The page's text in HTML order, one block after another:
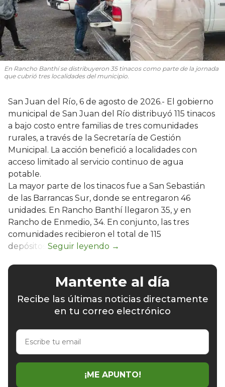
En Rancho Banthí se distribuyeron 35 tinacos como parte de la jornada
que cubrió tres localidades del municipio.
San Juan del Río, 6 de agosto de 2026.- El gobierno
municipal de San Juan del Río distribuyó 115 tinacos
a bajo costo entre familias de tres comunidades
rurales, a través de la Secretaría de Gestión
Municipal. La acción benefició a localidades con
acceso limitado al servicio continuo de agua
potable.
La mayor parte de los tinacos fue a San Sebastián
de las Barrancas Sur, donde se entregaron 46
unidades. En Rancho Banthí llegaron 35, y en
Rancho de Enmedio, 34. En conjunto, las tres
comunidades recibieron el total de 115
depósitos.
Mantente al día
Recibe las últimas noticias directamente
en tu correo electrónico
Escribe
email
¡ME APUNTO!